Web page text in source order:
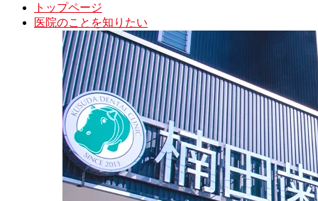
トップページ
医院のことを知りたい